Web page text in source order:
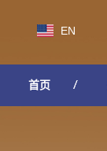
EN
首页